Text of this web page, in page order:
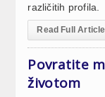
različitih profila.
Read Full Article
Povratite
životom